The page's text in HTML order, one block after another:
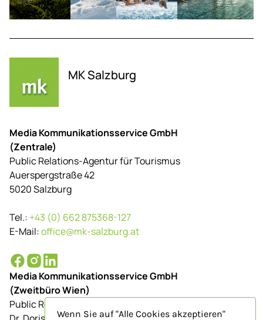
MK Salzburg
Media Kommunikationsservice GmbH
(Zentrale)
Public Relations-Agentur für Tourismus
Auerspergstraße 42
5020 Salzburg
Tel.: +43 (0) 662 875368-127
E-Mail:office@mk-salzburg.at
Media Kommunikationsservice GmbH
(Zweitbüro Wien)
Public Relations-Agentur für Tourismus
Wenn Sie auf "Alle Cookies akzeptieren"